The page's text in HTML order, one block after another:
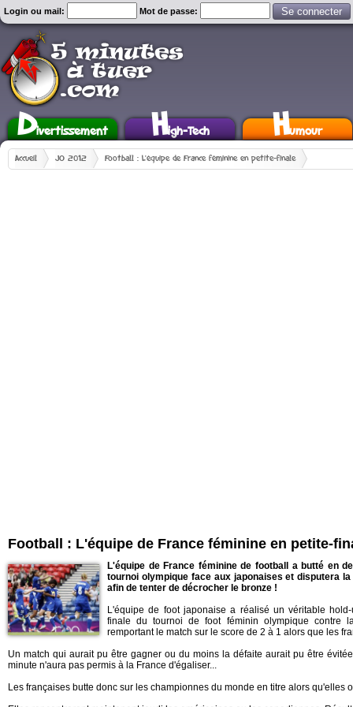
Login ou mail: Mot de passe:
Divertissement High-Tech Humour
Accueil JO 2012 Football : L'équipe de France féminine en petite-finale
Football : L'équipe de France féminine en petite-
L'équipe de France féminine de football a butté en
tournoi olympique face aux japonaises et disputera
afin de tenter de décrocher le bronze !
L'équipe de foot japonaise a réalisé un véritable
finale du tournoi de foot féminin olympique contre
remportant le match sur le score de 2 à 1 alors que les
Un match qui aurait pu être gagner ou du moins la défaite aurait pu être
minute n'aura pas permis à la France d'égaliser...
Les françaises butte donc sur les championnes du monde en titre alors qu'elles